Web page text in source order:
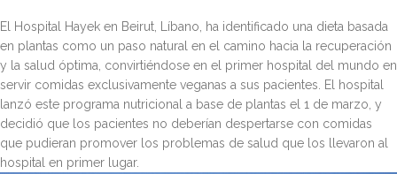
El Hospital Hayek en Beirut, Líbano, ha identificado una dieta basada
en plantas como un paso natural en el camino hacia la recuperación
y la salud óptima, convirtiéndose en el primer hospital del mundo en
servir comidas exclusivamente veganas a sus pacientes. El hospital
lanzó este programa nutricional a base de plantas el 1 de marzo, y
decidió que los pacientes no deberían despertarse con comidas
que pudieran promover los problemas de salud que los llevaron al
hospital en primer lugar.